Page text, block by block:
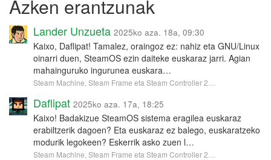
Azken erantzunak
Lander Unzueta 2025ko aza. 18a, 09:30
Kaixo, Daflipat! Tamalez, oraingoz ez: nahiz eta GNU/Linux
oinarri duen, SteamOS ezin daiteke euskaraz jarri. Agian
mahainguruko ingurunea euskara…
Steam Machine, Steam Frame eta Steam Controller 2…
Daflipat 2025ko aza. 17a, 18:25
Kaixo! Badakizue SteamOS sistema eragilea euskaraz
erabiltzerik dagoen? Eta euskaraz ez balego, euskaratzeko
modurik legokeen? Eskerrik asko zuen l…
Steam Machine, Steam Frame eta Steam Controller 2…